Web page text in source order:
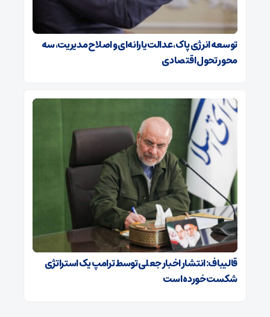
توسعه انرژی پاک، عدالت یارانه‌ای و اصلاح مدیریت، سه
محور تحول اقتصادی
قالیباف: انتشار اخبار جعلی توسط ترامپ یک استراتژی
شکست خورده است